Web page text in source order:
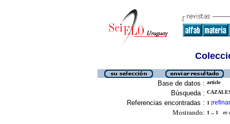
Base de datos : article
Búsqueda :
Referencias encontradas : 1 [refinar
Mostrando: 1 .. 1 en